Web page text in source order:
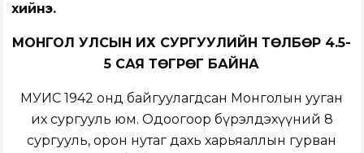
хийнэ.
МОНГОЛ УЛСЫН ИХ СУРГУУЛИЙН ТӨЛБӨР 4.5-
5 САЯ ТӨГРӨГ БАЙНА
МУИС 1942 онд байгуулагдсан Монголын ууган
их сургууль юм. Одоогоор бүрэлдэхүүний 8
сургууль, орон нутаг дахь харьяаллын гурван